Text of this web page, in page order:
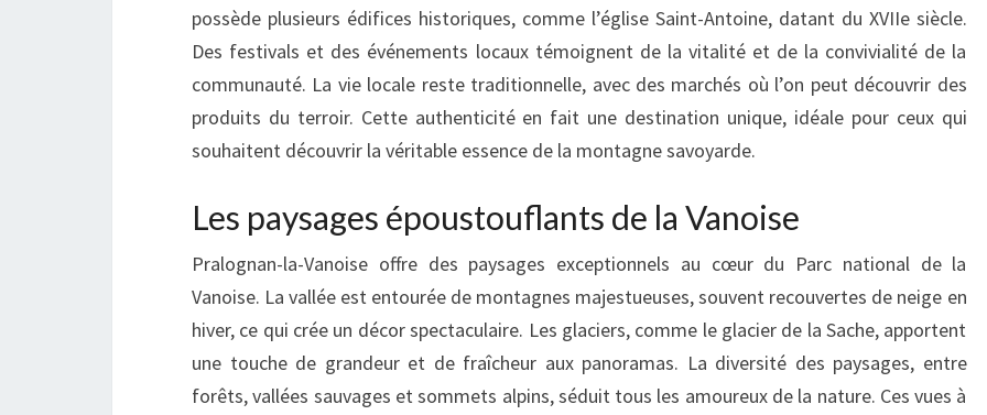
possède plusieurs édifices historiques, comme l’église Saint-Antoine, datant du XVIIe siècle.
Des festivals et des événements locaux témoignent de la vitalité et de la convivialité de la
communauté. La vie locale reste traditionnelle, avec des marchés où l’on peut découvrir des
produits du terroir. Cette authenticité en fait une destination unique, idéale pour ceux qui
souhaitent découvrir la véritable essence de la montagne savoyarde.
Les paysages époustouflants de la Vanoise
Pralognan-la-Vanoise offre des paysages exceptionnels au cœur du Parc national de la
Vanoise. La vallée est entourée de montagnes majestueuses, souvent recouvertes de neige en
hiver, ce qui crée un décor spectaculaire. Les glaciers, comme le glacier de la Sache, apportent
une touche de grandeur et de fraîcheur aux panoramas. La diversité des paysages, entre
forêts, vallées sauvages et sommets alpins, séduit tous les amoureux de la nature. Ces vues à